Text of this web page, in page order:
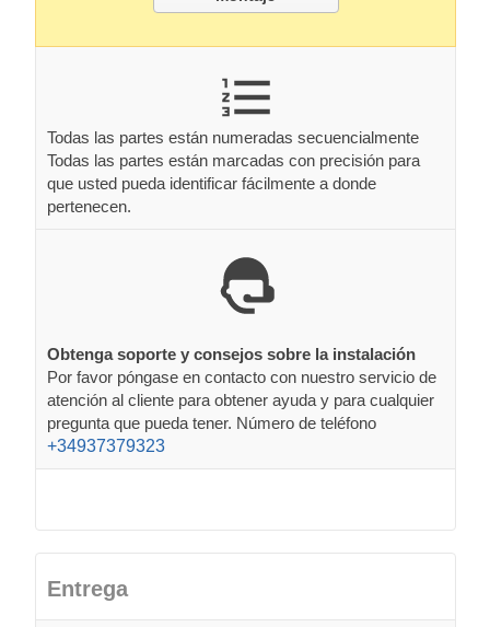
Todas las partes están numeradas secuencialmente
Todas las partes están marcadas con precisión para
que usted pueda identificar fácilmente a donde
pertenecen.
Obtenga soporte y consejos sobre la instalación
Por favor póngase en contacto con nuestro servicio de
atención al cliente para obtener ayuda y para cualquier
pregunta que pueda tener. Número de teléfono
+34937379323
Entrega